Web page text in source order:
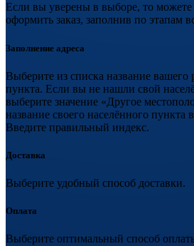
Если вы уверены в выборе, то можете
оформить заказ, заполнив по этапам
Заполнение адреса
Выберите из списка название вашего
пункта. Если вы не нашли свой
выберите значение «Другое
название своего населённого пункта
Введите правильный индекс.
Доставка
Выберите удобный способ доставки.
Оплата
Выберите оптимальный способ